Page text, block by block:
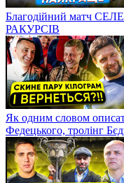
Благодійний матч
РАКУРСІВ
Як одним словом
Федецького, тролінг